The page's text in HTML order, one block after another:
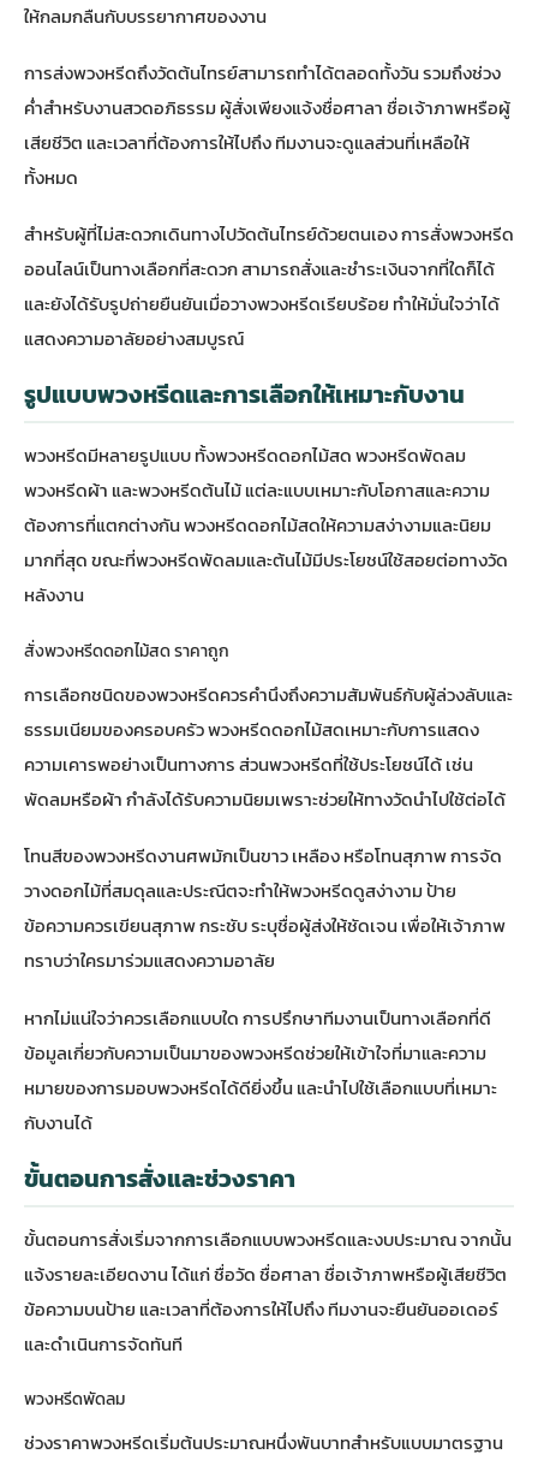
ให้กลมกลืนกับบรรยากาศของงาน
การส่งพวงหรีดถึงวัดต้นไทรย์สามารถทำได้ตลอดทั้งวัน รวมถึงช่วง
ค่ำสำหรับงานสวดอภิธรรม ผู้สั่งเพียงแจ้งชื่อศาลา ชื่อเจ้าภาพหรือผู้
เสียชีวิต และเวลาที่ต้องการให้ไปถึง ทีมงานจะดูแลส่วนที่เหลือให้
ทั้งหมด
สำหรับผู้ที่ไม่สะดวกเดินทางไปวัดต้นไทรย์ด้วยตนเอง การสั่งพวงหรีด
ออนไลน์เป็นทางเลือกที่สะดวก สามารถสั่งและชำระเงินจากที่ใดก็ได้
และยังได้รับรูปถ่ายยืนยันเมื่อวางพวงหรีดเรียบร้อย ทำให้มั่นใจว่าได้
แสดงความอาลัยอย่างสมบูรณ์
รูปแบบพวงหรีดและการเลือกให้เหมาะกับงาน
พวงหรีดมีหลายรูปแบบ ทั้งพวงหรีดดอกไม้สด พวงหรีดพัดลม
พวงหรีดผ้า และพวงหรีดต้นไม้ แต่ละแบบเหมาะกับโอกาสและความ
ต้องการที่แตกต่างกัน พวงหรีดดอกไม้สดให้ความสง่างามและนิยม
มากที่สุด ขณะที่พวงหรีดพัดลมและต้นไม้มีประโยชน์ใช้สอยต่อทางวัด
หลังงาน
สั่งพวงหรีดดอกไม้สด ราคาถูก
การเลือกชนิดของพวงหรีดควรคำนึงถึงความสัมพันธ์กับผู้ล่วงลับและ
ธรรมเนียมของครอบครัว พวงหรีดดอกไม้สดเหมาะกับการแสดง
ความเคารพอย่างเป็นทางการ ส่วนพวงหรีดที่ใช้ประโยชน์ได้ เช่น
พัดลมหรือผ้า กำลังได้รับความนิยมเพราะช่วยให้ทางวัดนำไปใช้ต่อได้
โทนสีของพวงหรีดงานศพมักเป็นขาว เหลือง หรือโทนสุภาพ การจัด
วางดอกไม้ที่สมดุลและประณีตจะทำให้พวงหรีดดูสง่างาม ป้าย
ข้อความควรเขียนสุภาพ กระชับ ระบุชื่อผู้ส่งให้ชัดเจน เพื่อให้เจ้าภาพ
ทราบว่าใครมาร่วมแสดงความอาลัย
หากไม่แน่ใจว่าควรเลือกแบบใด การปรึกษาทีมงานเป็นทางเลือกที่ดี
ข้อมูลเกี่ยวกับความเป็นมาของพวงหรีดช่วยให้เข้าใจที่มาและความ
หมายของการมอบพวงหรีดได้ดียิ่งขึ้น และนำไปใช้เลือกแบบที่เหมาะ
กับงานได้
ขั้นตอนการสั่งและช่วงราคา
ขั้นตอนการสั่งเริ่มจากการเลือกแบบพวงหรีดและงบประมาณ จากนั้น
แจ้งรายละเอียดงาน ได้แก่ ชื่อวัด ชื่อศาลา ชื่อเจ้าภาพหรือผู้เสียชีวิต
ข้อความบนป้าย และเวลาที่ต้องการให้ไปถึง ทีมงานจะยืนยันออเดอร์
และดำเนินการจัดทันที
พวงหรีดพัดลม
ช่วงราคาพวงหรีดเริ่มต้นประมาณหนึ่งพันบาทสำหรับแบบมาตรฐาน